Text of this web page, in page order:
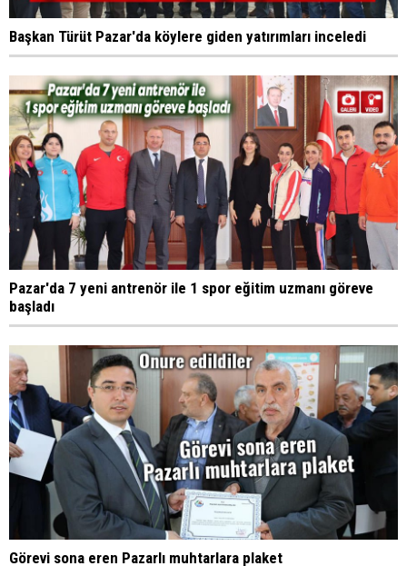
Başkan Türüt Pazar'da köylere giden yatırımları inceledi
Pazar'da 7 yeni antrenör ile 1 spor eğitim uzmanı göreve
başladı
Görevi sona eren Pazarlı muhtarlara plaket